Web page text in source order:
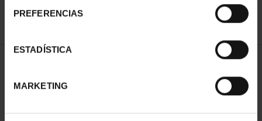
PREFERENCIAS
ESTADÍSTICA
MARKETING